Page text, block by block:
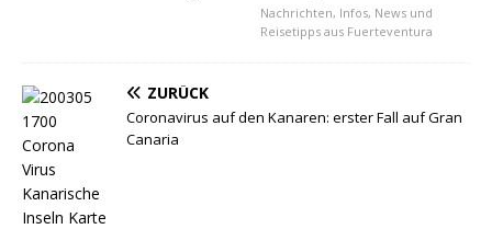
Nachrichten, Infos, News und
Reisetipps aus Fuerteventura
ZURÜCK
Coronavirus auf den Kanaren: erster Fall auf Gran
Canaria